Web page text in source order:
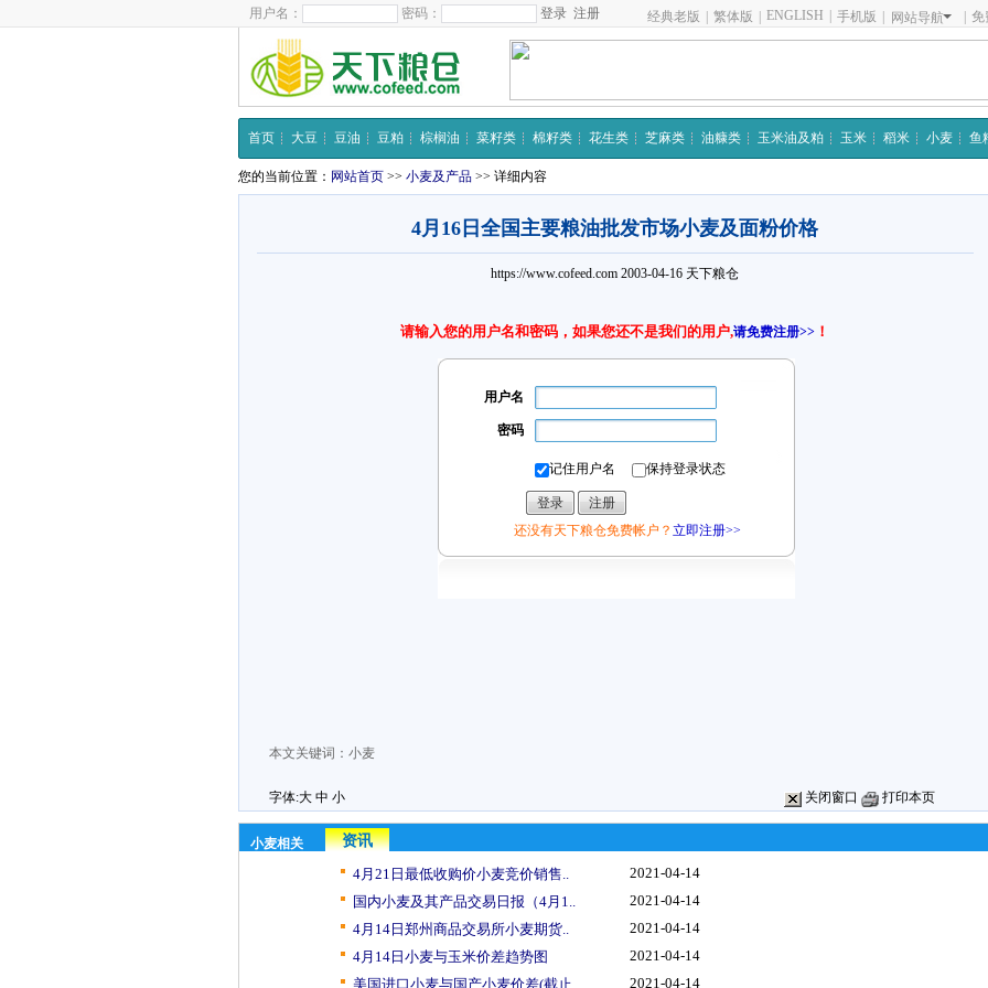
用户名： 密码： 注册 经典老版 繁体版 ENGLISH 手机版 网站导航 免
首页 大豆 豆油 豆粕 棕榈油 菜籽类 棉籽类 花生类 芝麻类 油糠类 玉米油及粕 玉米 稻米 小麦 鱼
您的当前位置： 网站首页 >> 小麦及产品 >> 详细内容
4月16日全国主要粮油批发市场小麦及面粉价格
https://www.cofeed.com 2003-04-16 天下粮仓
请输入您的用户名和密码，如果您还不是我们的用户,请免费注册>> ！
用户名
密码
记住用户名 保持登录状态
还没有天下粮仓免费帐户？ 立即注册>>
本文关键词： 小麦
字体:大 中 小 关闭窗口 打印本页
小麦相关
资讯
4月21日最低收购价小麦竞价销售..
2021-04-14
国内小麦及其产品交易日报（4月1..
2021-04-14
4月14日郑州商品交易所小麦期货..
2021-04-14
4月14日小麦与玉米价差趋势图
2021-04-14
美国进口小麦与国产小麦价差(截止..
2021-04-14